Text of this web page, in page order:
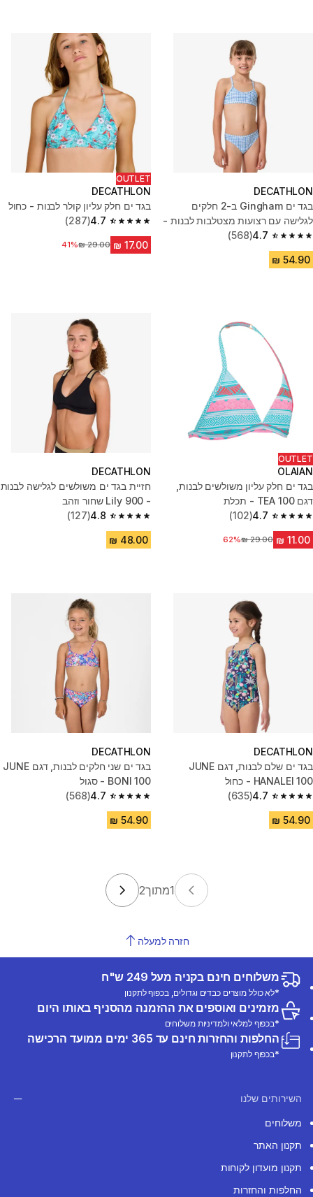
DECATHLON
בגד ים Gingham ב-2 חלקים
לגלישה עם רצועות מצטלבות לבנות -
Boni כחול
4.7
4.7 out of 5 stars from 568 reviews
(568)
OUTLET
DECATHLON
בגד ים חלק עליון קולר לבנות - כחול
4.7
4.7 out of 5 stars from 287 reviews
(287)
מחיר לפני הנחה‏29.00 ₪
41%
OUTLET
OLAIAN
בגד ים חלק עליון משולשים לבנות,
דגם TEA 100 - תכלת
4.7
4.7 out of 5 stars from 102 reviews
(102)
מחיר לפני הנחה‏29.00 ₪
62%
DECATHLON
חזיית בגד ים משולשים לגלישה לבנות
- 900 Lily שחור וזהב
4.8
4.8 out of 5 stars from 127 reviews
(127)
DECATHLON
בגד ים שלם לבנות, דגם JUNE
HANALEI 100 - כחול
4.7
4.7 out of 5 stars from 635 reviews
(635)
DECATHLON
בגד ים שני חלקים לבנות, דגם JUNE
BONI 100 - סגול
4.7
4.7 out of 5 stars from 568 reviews
(568)
1מתוך2
חזרה למעלה
משלוחים חינם בקניה מעל 249 ש"ח
*לא כולל מוצרים כבדים וגדולים, בכפוף לתקנון
מזמינים ואוספים את ההזמנה מהסניף באותו היום
*בכפוף למלאי ולמדיניות משלוחים
החלפות והחזרות חינם עד 365 ימים ממועד הרכישה
*בכפוף לתקנון
השירותים שלנו
משלוחים
תקנון האתר
תקנון מועדון לקוחות
החלפות והחזרות